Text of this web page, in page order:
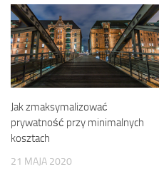
Jak zmaksymalizować
prywatność przy minimalnych
kosztach
21 MAJA 2020